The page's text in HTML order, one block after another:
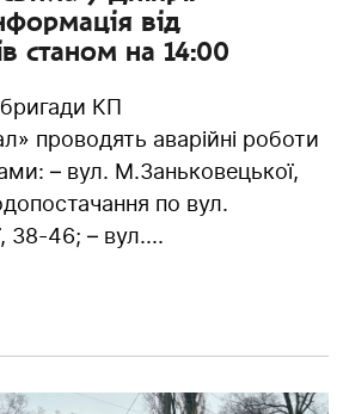
від
станом на 14:00
КП
проводять аварійні роботи
– вул. М.Заньковецької,
по вул.
38-46; – вул....